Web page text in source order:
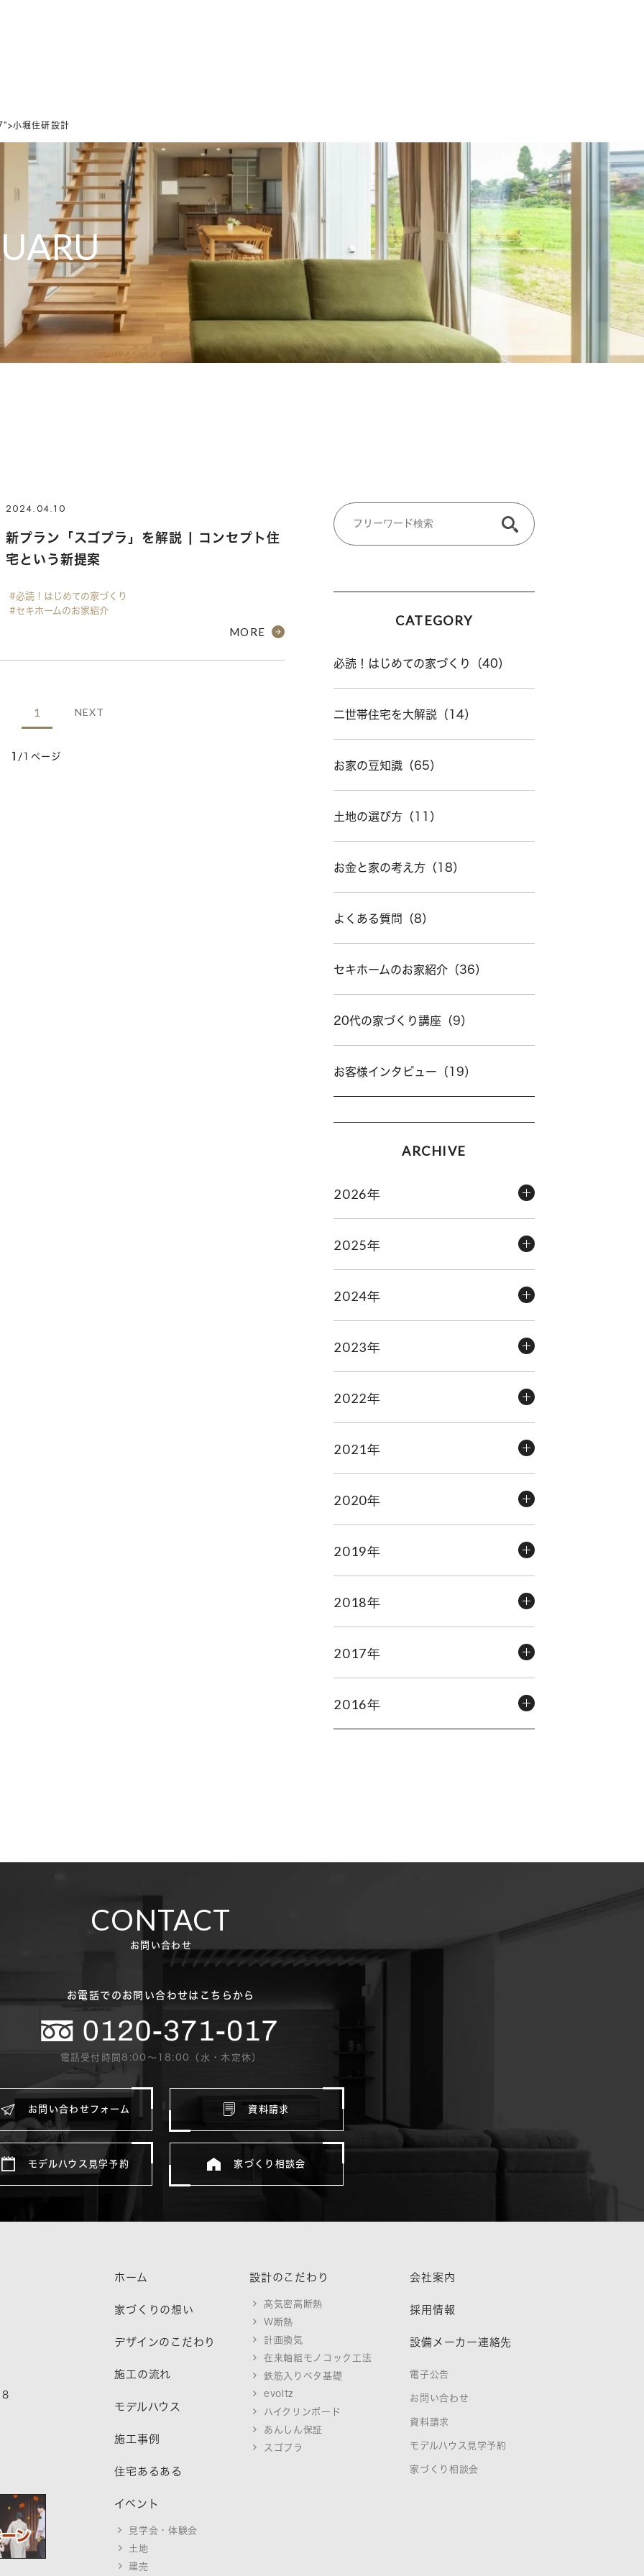
小堀住研設計
2024.04.10
新プラン「スゴプラ」を解説 | コンセプト住
宅という新提案
#必読！はじめての家づくり
#セキホームのお家紹介
MORE
1 NEXT
1 /1ページ
CATEGORY
必読！はじめての家づくり（40）
二世帯住宅を大解説（14）
お家の豆知識（65）
土地の選び方（11）
お金と家の考え方（18）
よくある質問（8）
セキホームのお家紹介（36）
20代の家づくり講座（9）
お客様インタビュー（19）
ARCHIVE
2026年
2025年
2024年
2023年
2022年
2021年
2020年
2019年
2018年
2017年
2016年
CONTACT
お問い合わせ
お電話でのお問い合わせはこちらから
電話受付時間8:00〜18:00（水・木定休）
お問い合わせフォーム 資料請求
モデルハウス見学予約 家づくり相談会
ホーム
家づくりの想い
デザインのこだわり
施工の流れ
モデルハウス
施工事例
住宅あるある
イベント
見学会・体験会
土地
建売
設計のこだわり
高気密高断熱
W断熱
計画換気
在来軸組モノコック工法
鉄筋入りベタ基礎
evoltz
ハイクリンボード
あんしん保証
スゴプラ
会社案内
採用情報
設備メーカー連絡先
電子公告
お問い合わせ
資料請求
モデルハウス見学予約
家づくり相談会